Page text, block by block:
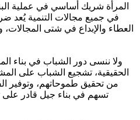
المرأة شريك أساسي في عملية
في جميع مجالات التنمية يُعد
العطاء والإبداع في شتى المجالات،
ولا ننسى دور الشباب في بناء
الحقيقية، تشجيع الشباب على
من تحقيق طموحاتهم، وتوفير
تسهم في بناء جيل قادر على